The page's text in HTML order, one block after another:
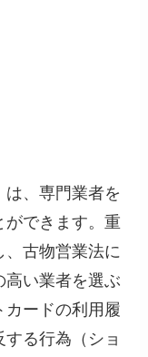
は、専門業者を
ができます。重
古物営業法に
高い業者を選ぶ
カードの利用履
る行為（ショ